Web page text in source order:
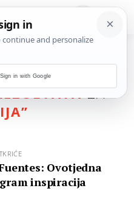
ZA
”
Ovotjedna
inspiracija
Sign in with Google